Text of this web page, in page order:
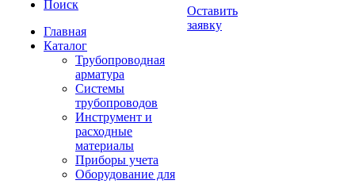
Поиск
Главная
Каталог
Трубопроводная
арматура
Системы
трубопроводов
Инструмент и
расходные
материалы
Приборы учета
Оборудование для
Оставить
заявку